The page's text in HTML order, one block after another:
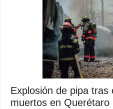
Explosión de pipa
muertos en Querétaro